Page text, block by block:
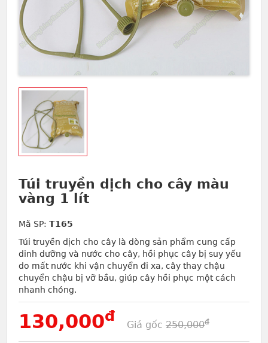
Túi truyền dịch cho cây màu
vàng 1 lít
Mã SP: T165
Túi truyền dịch cho cây là dòng sản phẩm cung cấp
dinh dưỡng và nước cho cây, hồi phục cây bị suy yếu
do mất nước khi vận chuyển đi xa, cây thay chậu
chuyển chậu bị vỡ bầu, giúp cây hồi phục một cách
nhanh chóng.
130,000đ
Giá gốc 250,000đ